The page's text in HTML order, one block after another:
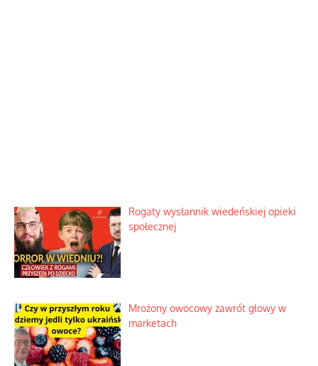
Rogaty wysłannik wiedeńskiej opieki
społecznej
Mrożony owocowy zawrót głowy w
marketach